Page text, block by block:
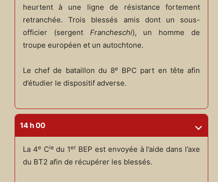
heurtent à une ligne de résistance fortement
retranchée. Trois blessés amis dont un sous-
officier (sergent Francheschi), un homme de
troupe européen et un autochtone.
Le chef de bataillon du 8e
BPC part en tête afin
d’étudier le dispositif adverse.
14 h 00
La 4e Cie du 1er BEP est envoyée à l’aide dans l’axe
du BT2 afin de récupérer les blessés.